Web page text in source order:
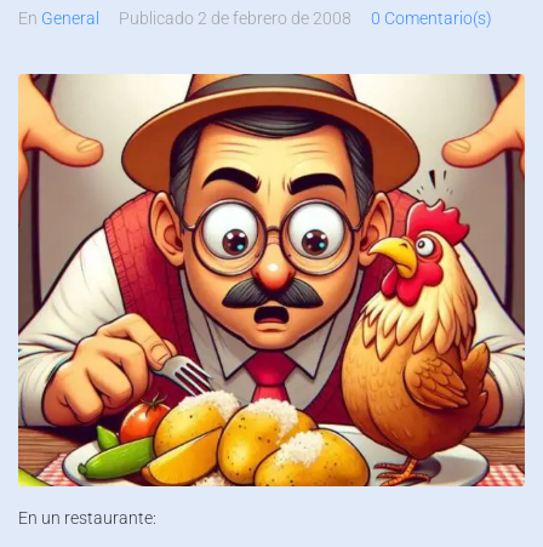
En General Publicado 2 de febrero de 2008 0 Comentario(s)
En un restaurante: